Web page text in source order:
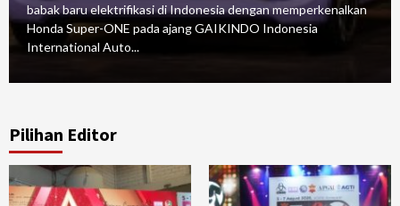
babak baru elektrifikasi di Indonesia dengan memperkenalkan
Honda Super-ONE pada ajang GAIKINDO Indonesia
International Auto...
Pilihan Editor